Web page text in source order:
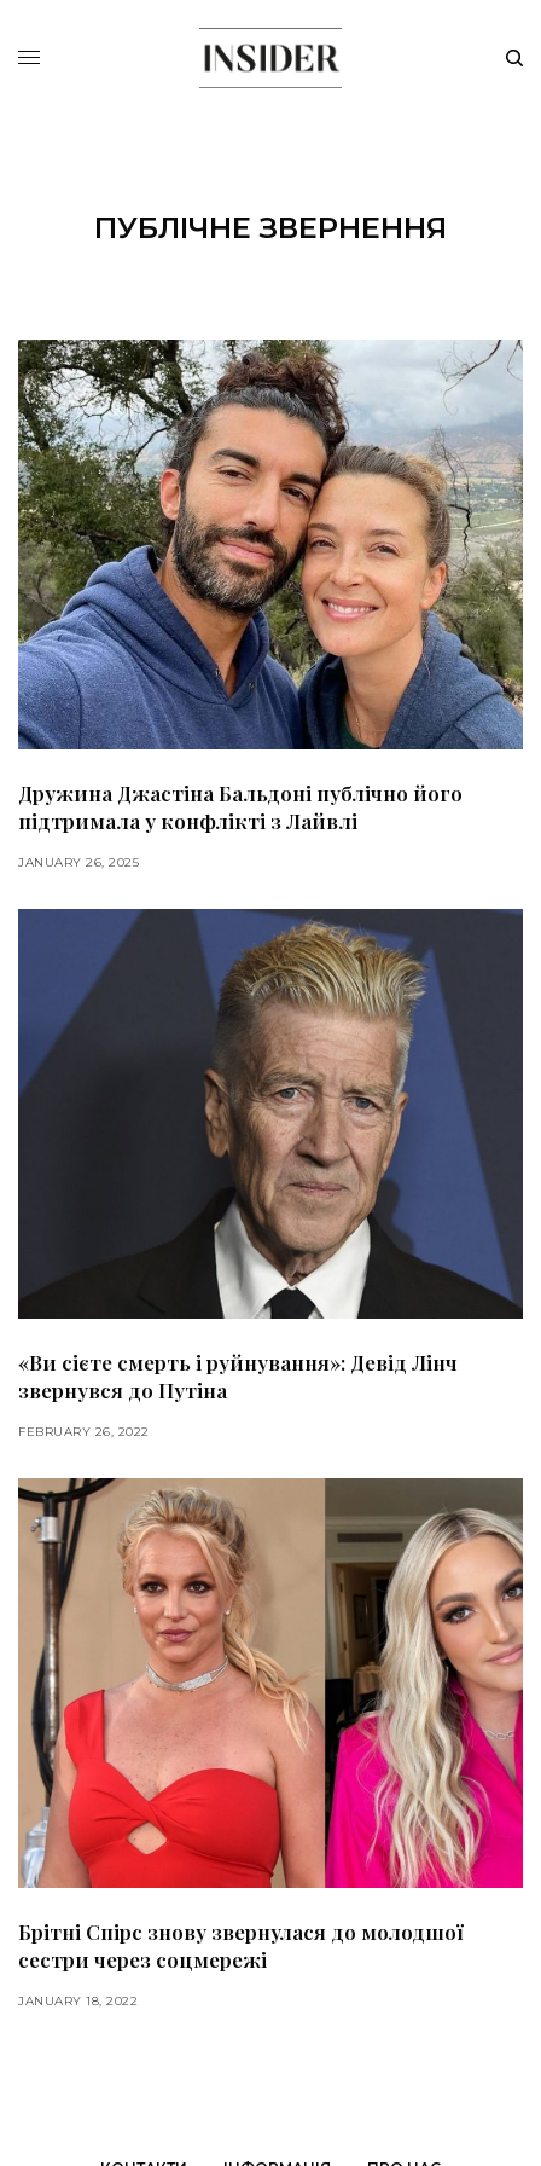
ПУБЛІЧНЕ ЗВЕРНЕННЯ
Дружина Джастіна Бальдоні публічно його
підтримала у конфлікті з Лайвлі
JANUARY 26, 2025
«Ви сієте смерть і руйнування»: Девід Лінч
звернувся до Путіна
FEBRUARY 26, 2022
Брітні Спірс знову звернулася до молодшої
сестри через соцмережі
JANUARY 18, 2022